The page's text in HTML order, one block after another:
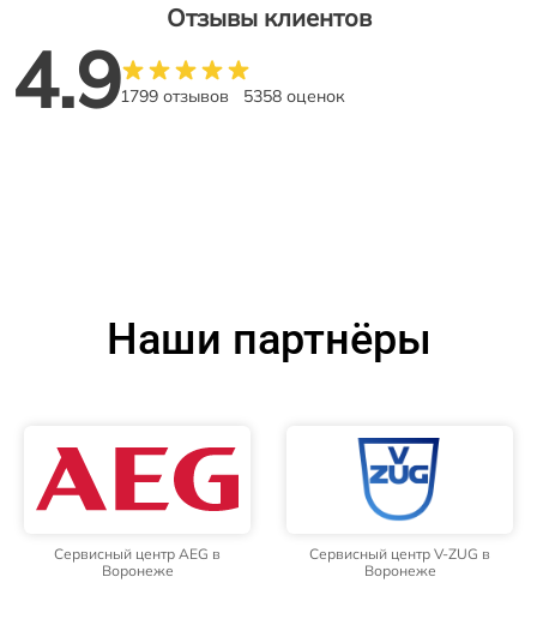
Отзывы клиентов
4.91799 отзывов 5358 оценок
Наши партнёры
Сервисный центр AEG в
Воронеже
Сервисный центр V-ZUG в
Воронеже